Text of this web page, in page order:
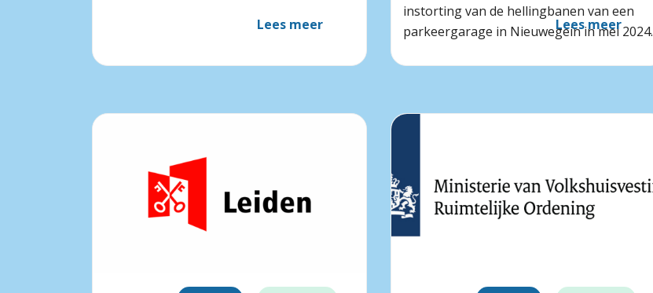
Lees meer
instorting van de hellingbanen van een
parkeergarage in Nieuwegein in mei 2024.
Lees meer